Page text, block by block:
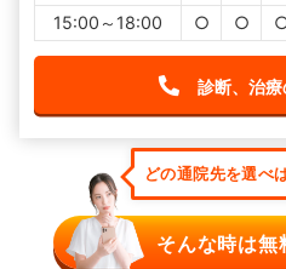
15:00～18:00
○ ○
診断、治
どの通院先を選べ
そんな時は無